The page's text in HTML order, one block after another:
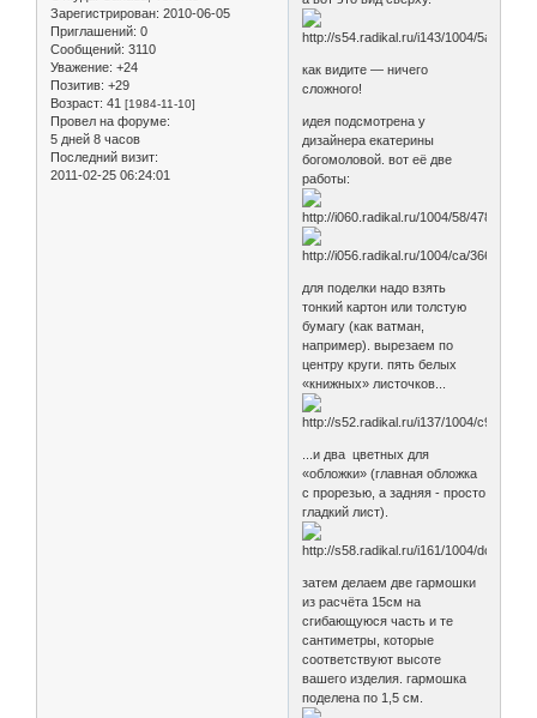
Зарегистрирован: 2010-06-05
Приглашений: 0
Сообщений: 3110
Уважение: +24
Позитив: +29
Возраст: 41 [1984-11-10]
Провел на форуме:
5 дней 8 часов
Последний визит:
2011-02-25 06:24:01
как видите — ничего
сложного!
идея подсмотрена у
дизайнера екатерины
богомоловой. вот её две
работы:
для поделки надо взять
тонкий картон или толстую
бумагу (как ватман,
например). вырезаем по
центру круги. пять белых
«книжных» листочков...
...и два цветных для
«обложки» (главная обложка
с прорезью, а задняя - просто
гладкий лист).
затем делаем две гармошки
из расчёта 15см на
сгибающуюся часть и те
сантиметры, которые
соответствуют высоте
вашего изделия. гармошка
поделена по 1,5 см.